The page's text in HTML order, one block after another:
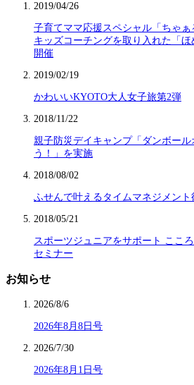
2019/04/26
子育てママ応援スペシャル「ちゃ
キッズコーチングを取り入れた「
開催
2019/02/19
かわいいKYOTO大人女子旅第2弾
2018/11/22
親子防災デイキャンプ「ダンボー
う！」を実施
2018/08/02
ふせんで叶えるタイムマネジメント
2018/05/21
スポーツジュニアをサポート ここ
セミナー
お知らせ
2026/8/6
2026年8月8日号
2026/7/30
2026年8月1日号